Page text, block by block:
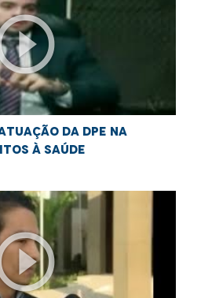
da DPE na
à saúde